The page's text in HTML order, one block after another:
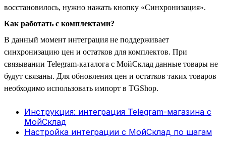
восстановилось, нужно нажать кнопку «Синхронизация».
Как работать с комплектами?
В данный момент интеграция не поддерживает
синхронизацию цен и остатков для комплектов. При
связывании Telegram-каталога с МойСклад данные товары не
будут связаны. Для обновления цен и остатков таких товаров
необходимо использовать импорт в TGShop.
Инструкция: интеграция Telegram-магазина с
МойСклад
Настройка интеграции с МойСклад по шагам